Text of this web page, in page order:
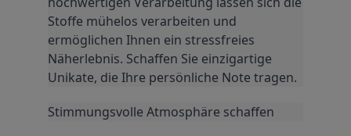
Stoffe mühelos verarbeiten und
ermöglichen Ihnen ein stressfreies
Näherlebnis. Schaffen Sie einzigartige
Unikate, die Ihre persönliche Note tragen.
Stimmungsvolle Atmosphäre schaffen